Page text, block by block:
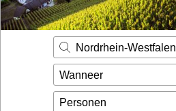
Nordrhein-Westfalen
Wanneer
Personen